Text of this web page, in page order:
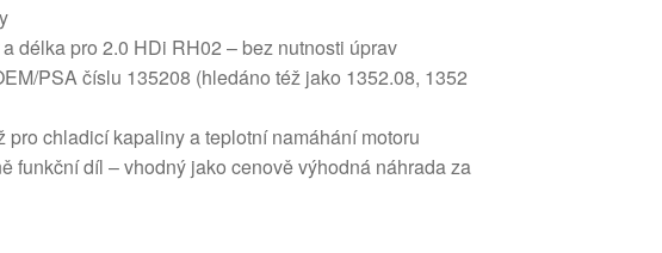
délka pro 2.0 HDi RH02 – bez nutnosti úprav
PSA číslu 135208 (hledáno též jako 1352.08, 1352
pro chladicí kapaliny a teplotní namáhání motoru
funkční díl – vhodný jako cenově výhodná náhrada za